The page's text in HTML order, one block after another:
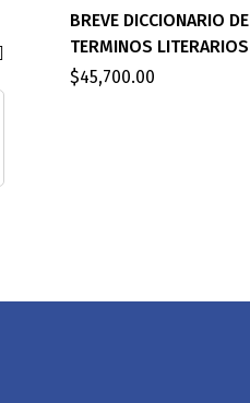
BREVE DICCIONARIO DE
TERMINOS LITERARIOS
$45,700.00